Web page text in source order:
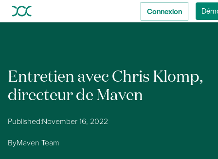
Connexion
Entretien avec Chris Klomp,
directeur de Maven
Published:November 16, 2022
ByMaven Team